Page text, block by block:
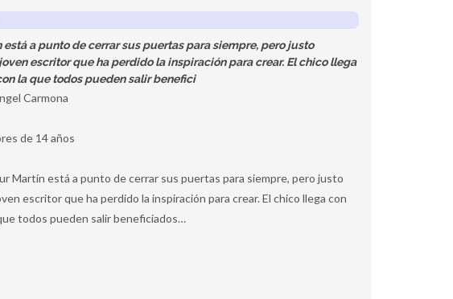
está a punto de cerrar sus puertas para siempre, pero justo
escritor que ha perdido la inspiración para crear. El chico llega
la que todos pueden salir benefici
Carmona
de 14 años
Martín está a punto de cerrar sus puertas para siempre, pero justo
escritor que ha perdido la inspiración para crear. El chico llega con
todos pueden salir beneficiados…